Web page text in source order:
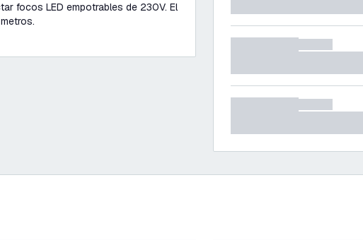
focos LED empotrables de 230V. El